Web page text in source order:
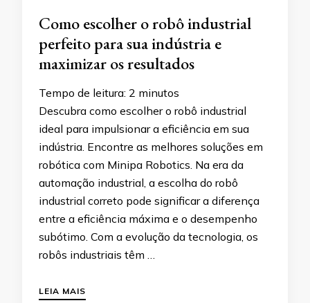
Como escolher o robô industrial
perfeito para sua indústria e
maximizar os resultados
Tempo de leitura: 2 minutos
Descubra como escolher o robô industrial
ideal para impulsionar a eficiência em sua
indústria. Encontre as melhores soluções em
robótica com Minipa Robotics. Na era da
automação industrial, a escolha do robô
industrial correto pode significar a diferença
entre a eficiência máxima e o desempenho
subótimo. Com a evolução da tecnologia, os
robôs industriais têm …
LEIA MAIS